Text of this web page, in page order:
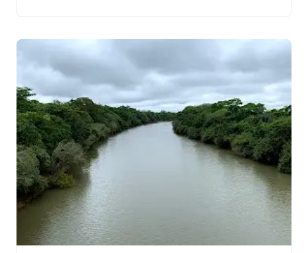
de março, […]